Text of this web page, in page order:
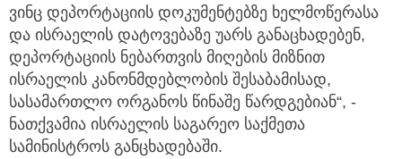
ვინც დეპორტაციის დოკუმენტებზე ხელმოწერასა
და ისრაელის დატოვებაზე უარს განაცხადებენ,
დეპორტაციის ნებართვის მიღების მიზნით
ისრაელის კანონმდებლობის შესაბამისად,
სასამართლო ორგანოს წინაშე წარდგებიან“, -
ნათქვამია ისრაელის საგარეო საქმეთა
სამინისტროს განცხადებაში.